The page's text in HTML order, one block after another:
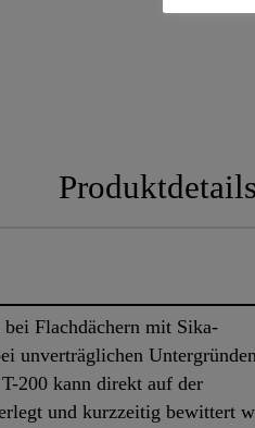
Produktdetails
Flachdächern mit Sika-
unverträglichen
200 kann direkt auf der
und kurzzeitig bewittert